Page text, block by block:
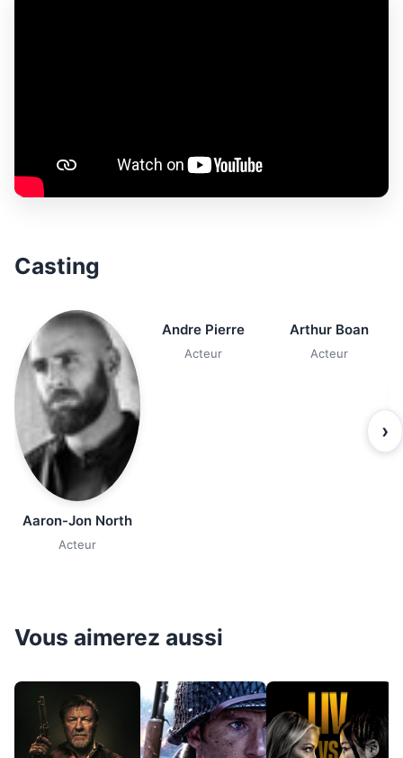
Casting
Aaron-Jon North
Acteur
Andre Pierre
Acteur
Arthur Boan
Acteur
›
Vous aimerez aussi